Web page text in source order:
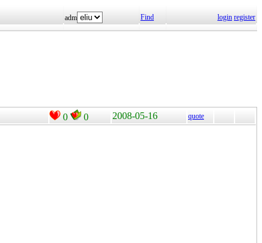
adm Find login register
0 0 2008-05-16 quote